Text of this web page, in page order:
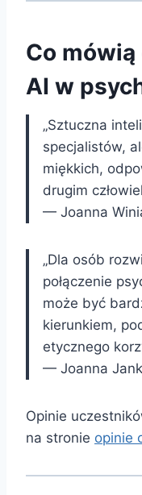
Co mówią
AI w
„Sztuczna
specjalistów,
miękkich,
drugim
— Joanna
„Dla osób
połączenie
może być
kierunkiem,
etycznego
— Joanna
Opinie
na stronie opinie